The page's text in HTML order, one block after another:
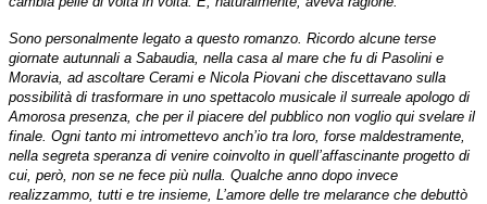
Sono personalmente legato a questo romanzo. Ricordo alcune terse
giornate autunnali a Sabaudia, nella casa al mare che fu di Pasolini e
Moravia, ad ascoltare Cerami e Nicola Piovani che discettavano sulla
possibilità di trasformare in uno spettacolo musicale il surreale apologo di
Amorosa presenza, che per il piacere del pubblico non voglio qui svelare il
finale. Ogni tanto mi intromettevo anch’io tra loro, forse maldestramente,
nella segreta speranza di venire coinvolto in quell’affascinante progetto di
cui, però, non se ne fece più nulla. Qualche anno dopo invece
realizzammo, tutti e tre insieme, L’amore delle tre melarance che debuttò